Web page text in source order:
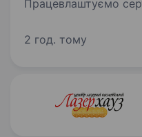
Працевлаштуємо
масажу та СПА. Оздоровчий центр масажу
2 год. тому